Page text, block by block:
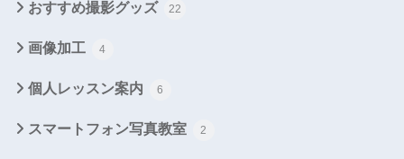
おすすめ撮影グッズ 22
画像加工 4
個人レッスン案内 6
スマートフォン写真教室 2